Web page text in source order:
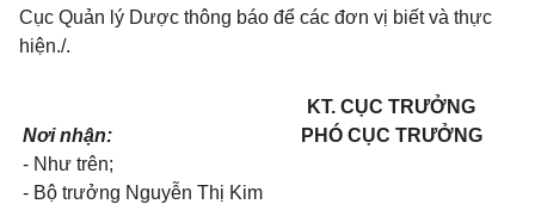
Cục Quản lý Dược thông báo để các đơn vị biết và thực
hiện./.
Nơi nhận:
- Như trên;
- Bộ trưởng Nguyễn Thị Kim
KT. CỤC TRƯỞNG
PHÓ CỤC TRƯỞNG